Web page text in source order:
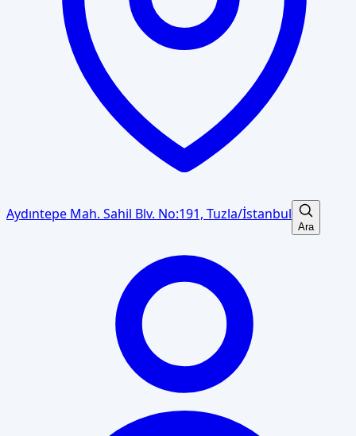
Aydıntepe Mah. Sahil Blv. No:191, Tuzla/İstanbul
Ara